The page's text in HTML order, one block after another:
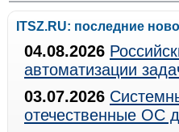
ITSZ.RU: последние
04.08.2026
автоматизации
03.07.2026
отечественные ОС